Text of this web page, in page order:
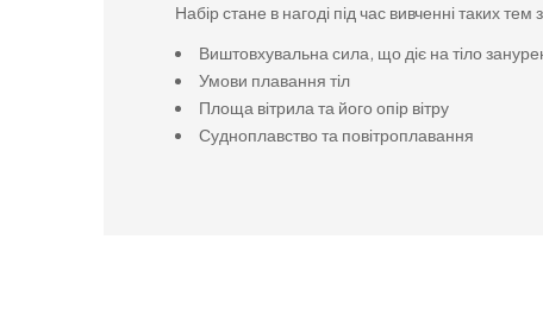
Набір стане в нагоді під час вивченні таких тем
Виштовхувальна сила, що діє на тіло
Умови плавання тіл
Площа вітрила та його опір вітру
Судноплавство та повітроплавання